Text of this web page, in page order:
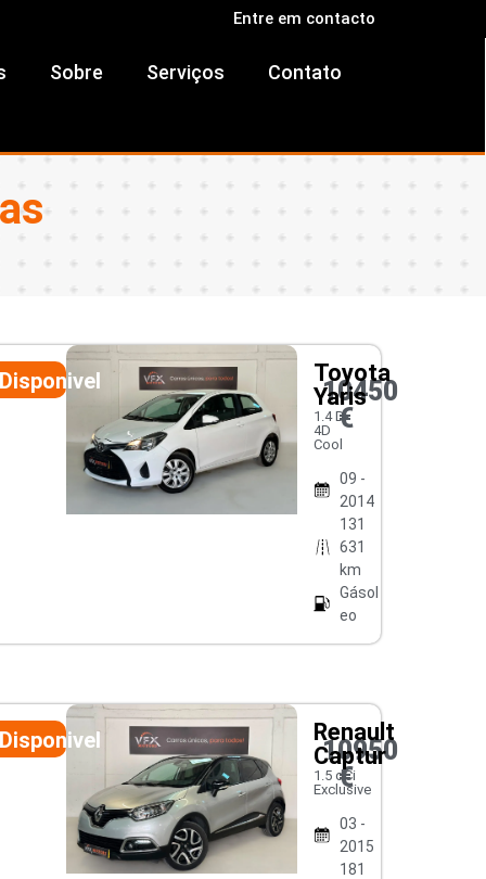
Entre em contacto
Sobre Serviços Contato
Disponivel
Toyota
Yaris
1.4 D-
4D
Cool
09 -
2014
131
631
km
Gásol
eo
10450
€
Disponivel
Renault
Captur
1.5 dCi
Exclusive
03 -
2015
181
10950
€